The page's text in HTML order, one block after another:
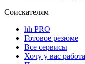
Соискателям
hh PRO
Готовое резюме
Все сервисы
Хочу у вас